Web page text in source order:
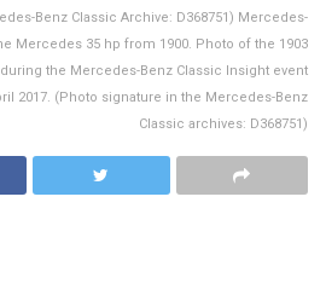
Benz Classic Archive: D368751) Mercedes-
Mercedes 35 hp from 1900. Photo of the 1903
the Mercedes-Benz Classic Insight event
2017. (Photo signature in the Mercedes-Benz
Classic archives: D368751)